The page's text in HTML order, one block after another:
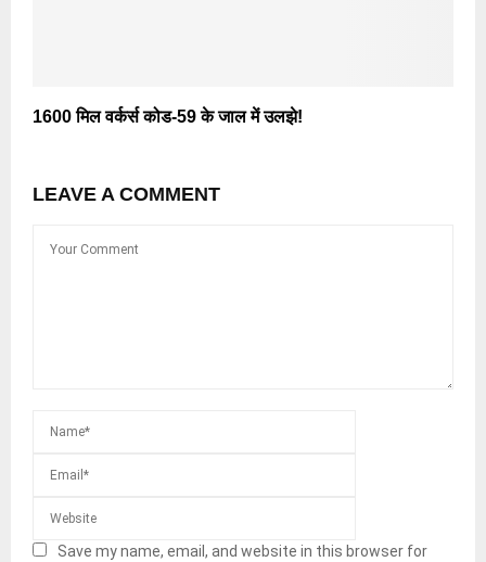
1600 मिल वर्कर्स कोड-59 के जाल में उलझे!
LEAVE A COMMENT
Save my name, email, and website in this browser for